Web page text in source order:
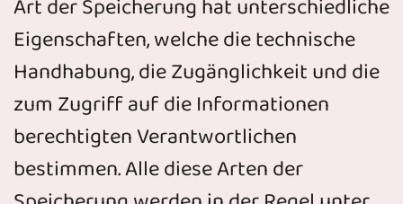
Art der Speicherung hat unterschiedliche
Eigenschaften, welche die technische
Handhabung, die Zugänglichkeit und die
zum Zugriff auf die Informationen
berechtigten Verantwortlichen
bestimmen. Alle diese Arten der